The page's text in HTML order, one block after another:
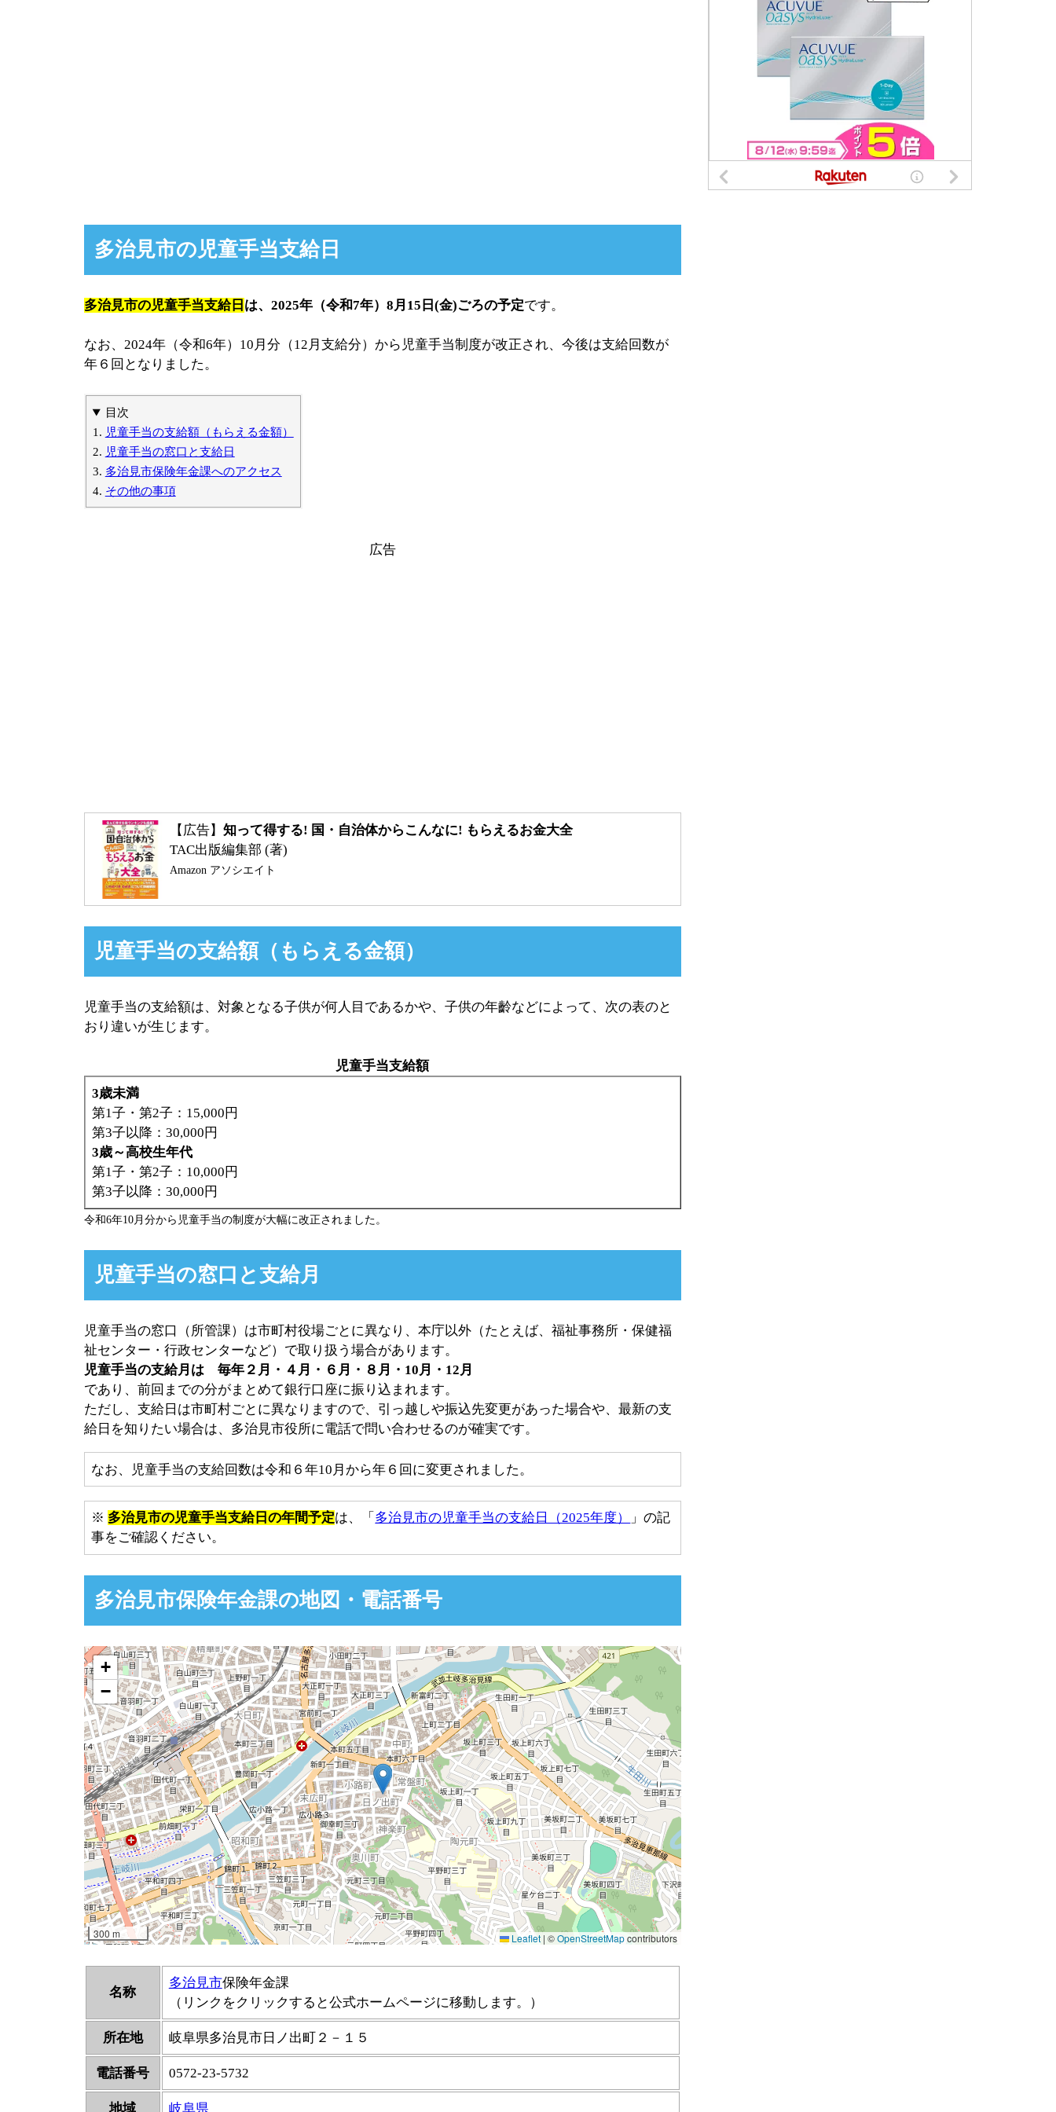
多治見市の児童手当支給日
多治見市の児童手当支給日 は、2025年（令和7年）8月15日(金)ごろの予定です。
なお、2024年（令和6年）10月分（12月支給分）から児童手当制度が改正され、今後は支給回数が
年６回となりました。
目次
児童手当の支給額（もらえる金額）
児童手当の窓口と支給日
多治見市保険年金課へのアクセス
その他の事項
【広告】知って得する! 国・自治体からこんなに! もらえるお金大全
TAC出版編集部 (著)
Amazon アソシエイト
児童手当の支給額（もらえる金額）
児童手当の支給額は、対象となる子供が何人目であるかや、子供の年齡などによって、次の表のと
おり違いが生じます。
児童手当支給額
3歳未満
第1子・第2子：15,000円
第3子以降：30,000円
3歳～高校生年代
第1子・第2子：10,000円
第3子以降：30,000円
令和6年10月分から児童手当の制度が大幅に改正されました。
児童手当の窓口と支給月
児童手当の窓口（所管課）は市町村役場ごとに異なり、本庁以外（たとえば、福祉事務所・保健福
祉センター・行政センターなど）で取り扱う場合があります。
児童手当の支給月は 毎年２月・４月・６月・８月・10月・12月
であり、前回までの分がまとめて銀行口座に振り込まれます。
ただし、支給日は市町村ごとに異なりますので、引っ越しや振込先変更があった場合や、最新の支
給日を知りたい場合は、多治見市役所に電話で問い合わせるのが確実です。
なお、児童手当の支給回数は令和６年10月から年６回に変更されました。
※ 多治見市の児童手当支給日の年間予定は、「 多治見市の児童手当の支給日（2025年度）
」の記
事をご確認ください。
多治見市保険年金課の地図・電話番号
名称
多治見市保険年金課
（リンクをクリックすると公式ホームページに移動します。）
所在地 岐阜県多治見市日ノ出町２－１５
電話番号 0572-23-5732
地域 岐阜県